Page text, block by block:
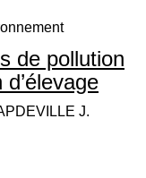
de pollution
J.